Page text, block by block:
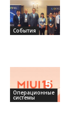
События
Операционные
системы